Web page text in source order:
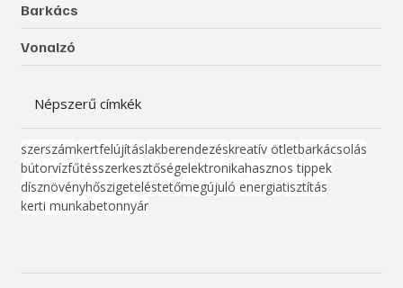
Barkács
Vonalzó
Népszerű címkék
szerszámkertfelújításlakberendezéskreatív ötletbarkácsolás
bútorvízfűtésszerkesztőségelektronikahasznos tippek
dísznövényhőszigeteléstetőmegújuló energiatisztítás
kerti munkabetonnyár